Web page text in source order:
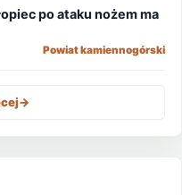
po ataku nożem ma
Powiat kamiennogórski
->